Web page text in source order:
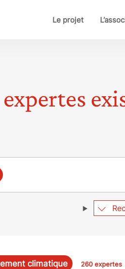
Le projet
expertes
climatique 260 expertes